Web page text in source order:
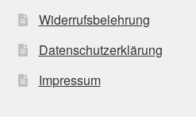
Widerrufsbelehrung
Datenschutzerklärung
Impressum